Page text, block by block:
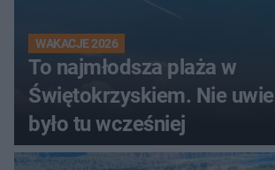
WAKACJE 2026
To najmłodsza plaża w
Świętokrzyskiem. Nie
było tu wcześniej